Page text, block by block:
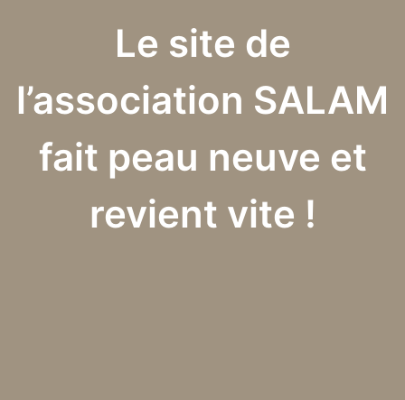
Le site de
l’association SALAM
fait peau neuve et
revient vite !